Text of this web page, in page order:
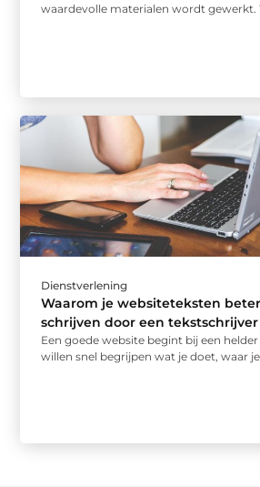
waardevolle materialen wordt gewerkt.
Dienstverlening
Waarom je website­teksten
schrijven door een tekstschrijver
Een goede website begint bij een
willen snel begrijpen wat je doet, waar